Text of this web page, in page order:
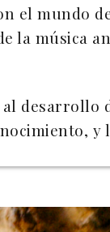
el mundo
la música